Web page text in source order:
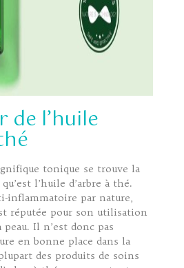
de l’huile
tonique se trouve la
l’huile d’arbre à thé.
inflammatoire par nature,
réputée pour son utilisation
Il n’est donc pas
en bonne place dans la
des produits de soins